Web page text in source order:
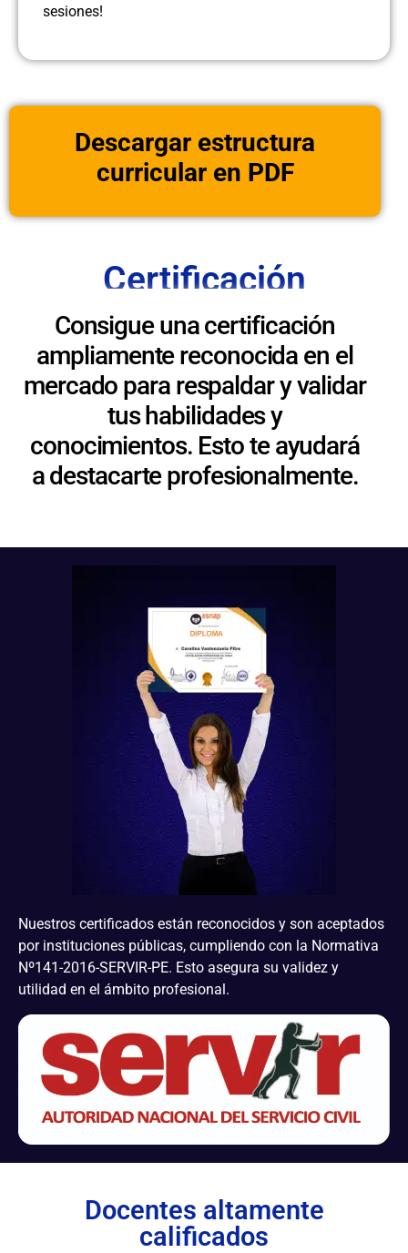
sesiones!
Descargar estructura
curricular en PDF
Certificación
Consigue una certificación
ampliamente reconocida en el
mercado para respaldar y validar
tus habilidades y
conocimientos. Esto te ayudará
a destacarte profesionalmente.
Nuestros certificados están reconocidos y son aceptados
por instituciones públicas, cumpliendo con la Normativa
Nº141-2016-SERVIR-PE. Esto asegura su validez y
utilidad en el ámbito profesional.
Docentes altamente
calificados